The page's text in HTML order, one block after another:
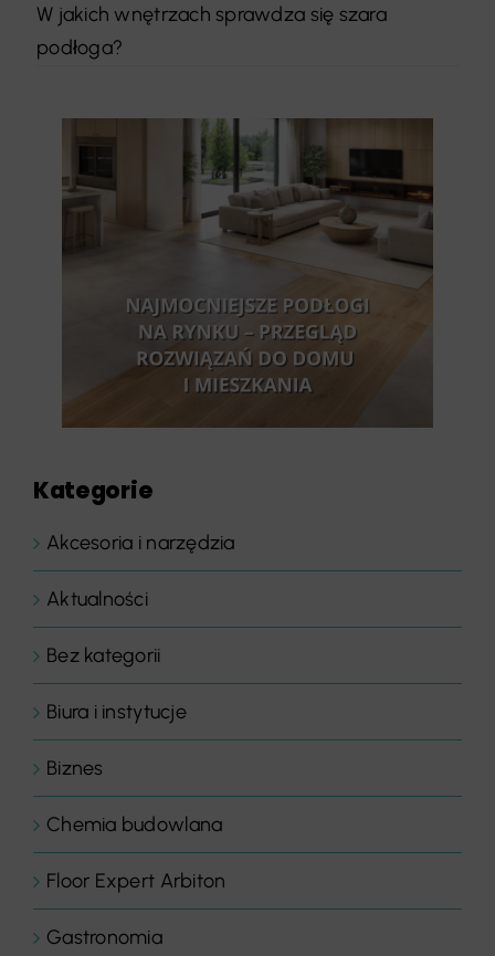
W jakich wnętrzach sprawdza się szara
podłoga?
Kategorie
Akcesoria i narzędzia
Aktualności
Bez kategorii
Biura i instytucje
Biznes
Chemia budowlana
Floor Expert Arbiton
Gastronomia